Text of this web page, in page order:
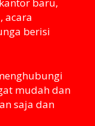
acara
berisi
mudah dan
saja dan